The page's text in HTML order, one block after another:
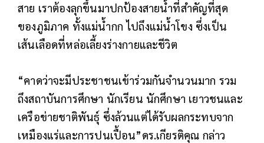
สาย เราต้องลุกขึ้นมาปกป้องสายน้ำที่สำคัญที่สุด
ของภูมิภาค ทั้งแม่น้ำกก ไปถึงแม่น้ำโขง ซึ่งเป็น
เส้นเลือดที่หล่อเลี้ยงร่างกายและชีวิต
“คาดว่าจะมีประชาชนเข้าร่วมกันจำนวนมาก รวม
ถึงสถาบันการศึกษา นักเรียน นักศึกษา เยาวชนและ
เครือข่ายชาติพันธุ์ ซึ่งล้วนแต่ได้รับผลกระทบจาก
เหมืองแร่และการปนเปื้อน”ดร.เกียรติคุณ กล่าว